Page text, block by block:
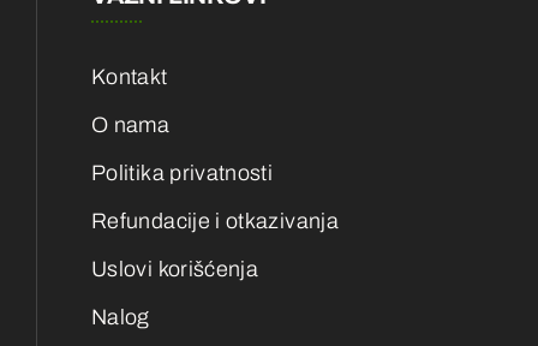
Kontakt
O nama
Politika privatnosti
Refundacije i otkazivanja
Uslovi korišćenja
Nalog